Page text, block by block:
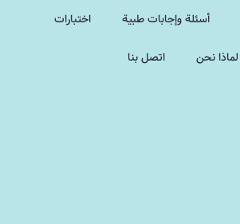
أسئلة وإجابات طبية اختبارات
لماذا نحن اتصل بنا